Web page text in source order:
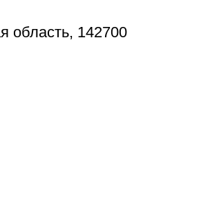
область, 142700